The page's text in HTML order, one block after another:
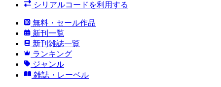
シリアルコードを利用する
無料・セール作品
新刊一覧
新刊雑誌一覧
ランキング
ジャンル
雑誌・レーベル